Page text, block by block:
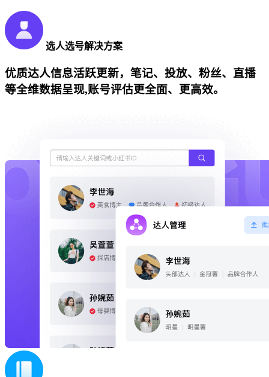
选人选号解决方案
优质达人信息活跃更新，笔记、投放、粉丝、直播
等全维数据呈现,账号评估更全面、更高效。